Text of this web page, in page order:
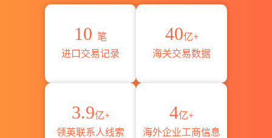
10 笔
进口交易记录
40亿+
海关交易数据
3.9亿+
领英联系人线索
4亿+
海外企业工商信息